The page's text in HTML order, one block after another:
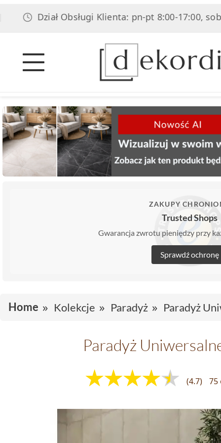
Dział Obsługi Klienta: pn-pt 8:00-17:00, sob 8:00-
ZAKUPY
Trusted Shops
Gwarancja zwrotu pieniędzy przy
Sprawdź ochronę
Home Kolekcje Paradyż Paradyż
Paradyż
(4.7) 75